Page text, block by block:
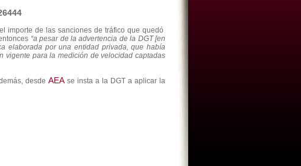
importe de las sanciones de tráfico que quedó
“a pesar de la advertencia de la DGT [en
elaborada por una entidad privada, que había
vigente para la medición de velocidad captadas
desde AEAse insta a la DGT a aplicar la